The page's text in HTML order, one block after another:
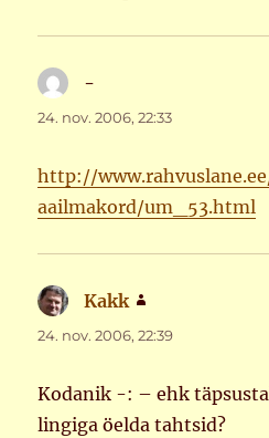
-
24. nov. 2006, 22:33
http://
aailmakord/um_53.html
Kakk
24. nov. 2006, 22:39
Kodanik -: – ehk
lingiga öelda tahtsid?